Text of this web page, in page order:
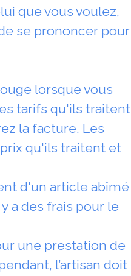
que vous voulez,
se prononcer pour
lorsque vous
tarifs qu'ils traitent
la facture. Les
qu'ils traitent et
d'un article abîmé
a des frais pour le
une prestation de
l’artisan doit